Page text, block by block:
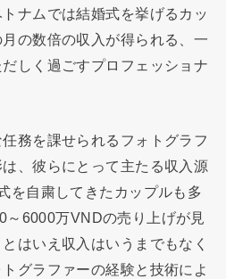
ナムでは結婚式を挙げるカッ
の数倍の収入が得られる、一
しく過ごすプロフェッショナ
務を課せられるフォトグラフ
、彼らにとって主たる収入源
を自粛してきたカップルも多
～6000万VNDの売り上げが見
はいえ収入はいうまでもなく
グラファーの経験と技術によ